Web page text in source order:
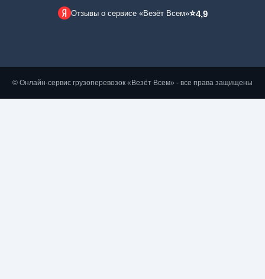
Отзывы о сервисе «Везёт Всем»⭐4,9
© Онлайн-сервис грузоперевозок «Везёт Всем» - все права защищены